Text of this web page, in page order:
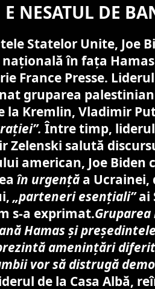
NESATUL DE
Statelor Unite, Joe
în fața
France Presse.
gruparea
la Kremlin, Vladimir
Între timp, liderul
Zelenski salută
american, Joe Biden
în urgențăa Ucrainei,
„parteneri esențiali”ai
s-a exprimat.
Hamas și
amenințări
vor să distrugă
de la Casa Albă,